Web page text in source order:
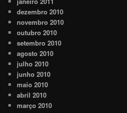
dezembro 2010
novembro 2010
outubro 2010
setembro 2010
agosto 2010
julho 2010
junho 2010
maio 2010
abril 2010
março 2010